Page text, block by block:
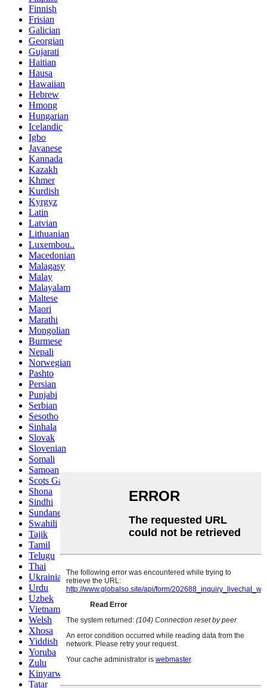
Finnish
Frisian
Galician
Georgian
Gujarati
Haitian
Hausa
Hawaiian
Hebrew
Hmong
Hungarian
Icelandic
Igbo
Javanese
Kannada
Kazakh
Khmer
Kurdish
Kyrgyz
Latin
Latvian
Lithuanian
Luxembou..
Macedonian
Malagasy
Malay
Malayalam
Maltese
Maori
Marathi
Mongolian
Burmese
Nepali
Norwegian
Pashto
Persian
Punjabi
Serbian
Sesotho
Sinhala
Slovak
Slovenian
Somali
Samoan
Scots Gaelic
Shona
Sindhi
Sundanese
Swahili
Tajik
Tamil
Telugu
Thai
Ukrainian
Urdu
Uzbek
Vietnamese
Welsh
Xhosa
Yiddish
Yoruba
Zulu
Kinyarwanda
Tatar